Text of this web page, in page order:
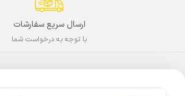
ارسال سریع سفارشات
با توجه به درخواست شما